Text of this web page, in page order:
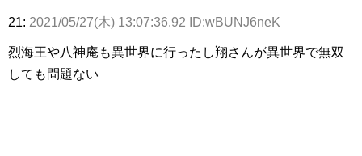
21: 2021/05/27(木) 13:07:36.92 ID:wBUNJ6neK
烈海王や八神庵も異世界に行ったし翔さんが異世界で無双
しても問題ない